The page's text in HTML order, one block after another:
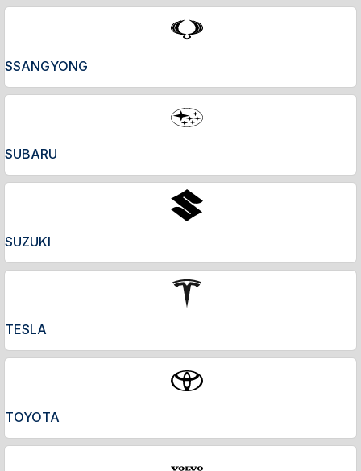
SSANGYONG
SUBARU
SUZUKI
TESLA
TOYOTA